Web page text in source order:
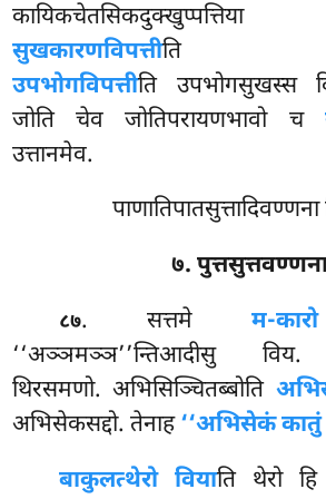
कायिकचेतसिकदुक्खुप्पत्तिया
सुखकारणविपत्तीति
उपभोगविपत्तीति उपभोगसुखस्स
जोति चेव जोतिपरायणभावो च
उत्तानमेव.
पाणातिपातसुत्तादिवण्णना
७.
८७. सत्तमे म-
‘‘अञ्ञमञ्ञ’’न्तिआदीसु
थिरसमणो. अभिसिञ्चितब्बोति
अभिसेकसद्दो. तेनाह‘‘अभिसेकं कातुं
बाकुलत्थेरो वियाति थेरो